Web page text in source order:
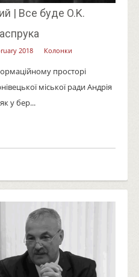
| Все буде O.K.
2018 Колонки
просторі
міської ради Андрія
у бер...